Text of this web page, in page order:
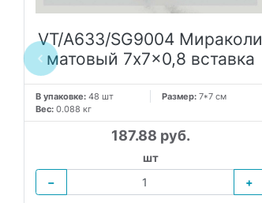
VT/A633/SG9004 Мираколи
матовый 7x7x0,8 вставка
В упаковке: 48 шт Размер: 7*7 см
Вес: 0.088 кг
187.88 руб.
шт
−
+